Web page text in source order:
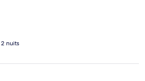
nuits